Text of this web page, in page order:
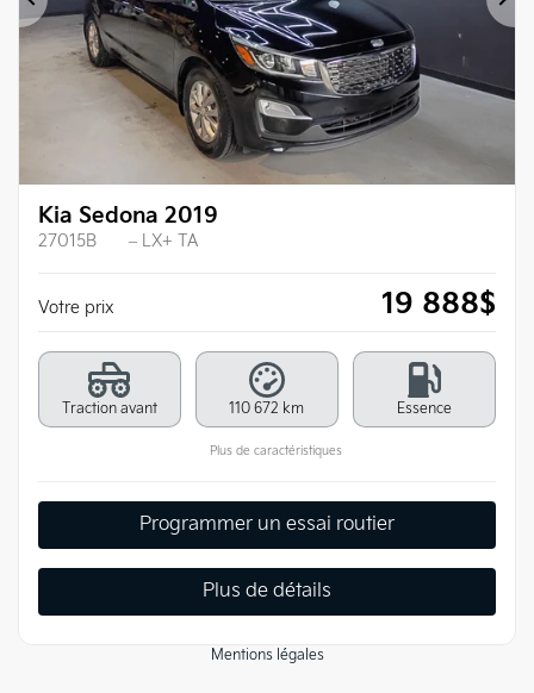
Précédent
Kia Sedona 2019
27015B – LX+ TA
Votre prix 19 888$
Traction avant 110 672 km Essence
Plus de caractéristiques
Programmer un essai routier
Plus de détails
Mentions légales